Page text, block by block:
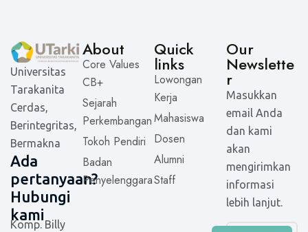
Universitas
Tarakanita
Cerdas,
Berintegritas,
Bermakna
Ada
pertanyaan?
Hubungi
kami
Komp. Billy
About
Core Values
CB+
Sejarah
Perkembangan
Tokoh Pendiri
Badan
Penyelenggara
Quick
links
Lowongan
Kerja
Mahasiswa
Dosen
Alumni
Staff
Our
Newslette
r
Masukkan
email Anda
dan kami
akan
mengirimkan
informasi
lebih lanjut.